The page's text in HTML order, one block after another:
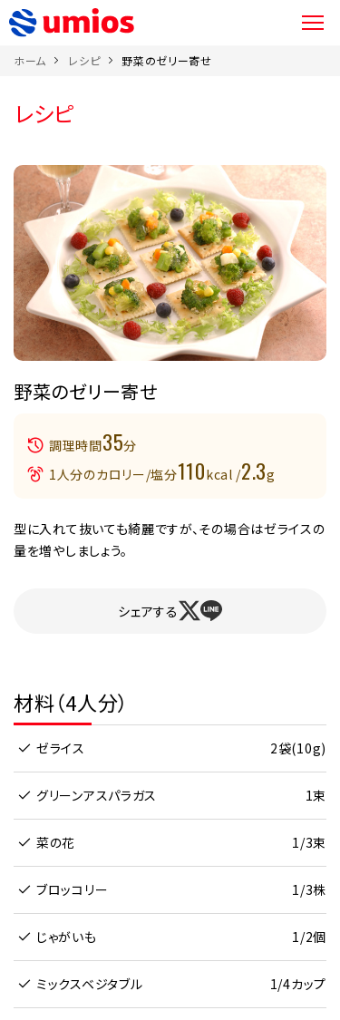
ホーム レシピ 野菜のゼリー寄せ
レシピ
野菜のゼリー寄せ
調理時間35分
1人分のカロリー/塩分110kcal /2.3g
型に入れて抜いても綺麗ですが、その場合はゼライスの
量を増やしましょう。
シェアする
材料（4人分）
ゼライス 2袋(10g)
グリーンアスパラガス 1束
菜の花 1/3束
ブロッコリー 1/3株
じゃがいも 1/2個
ミックスベジタブル 1/4カップ